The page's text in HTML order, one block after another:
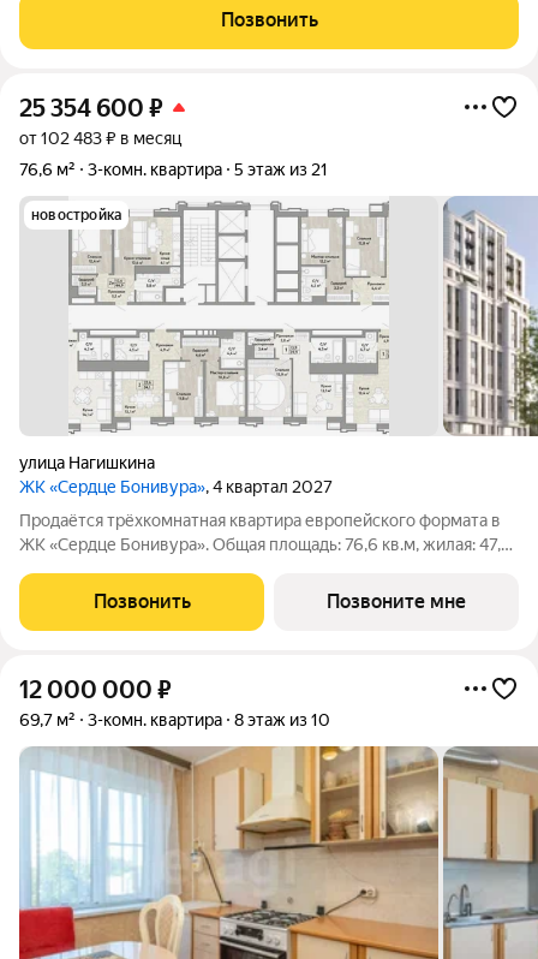
панельного дома, построенного в 2005 году. Просторная
планировка включает три
Позвонить
25 354 600 ₽
от 102 483 ₽ в месяц
76,6 м²
3-комн. квартира 5 этаж из 21
новостройка
улица Нагишкина
ЖК «Сердце Бонивура», 4 квартал 2027
Продаётся трёхкомнатная квартира европейского формата в
ЖК «Сердце Бонивура». Общая площадь: 76,6 кв.м, жилая: 47,5
15,6 кв.м, гостиную 16,0 кв.м, кухню-нишу 7,2 кв.м, прихожую
6,2 кв.м и
Позвонить Позвоните мне
12 000 000 ₽
69,7 м² 3-комн. квартира 8 этаж из 10